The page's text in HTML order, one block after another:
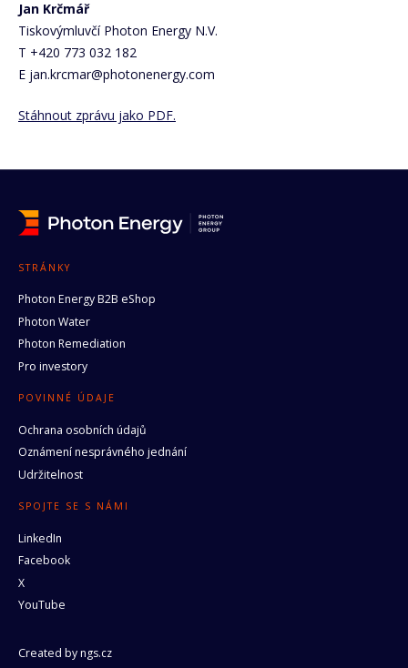
Jan Krčmář
Tiskovýmluvčí Photon Energy N.V.
T +420 773 032 182
E jan.krcmar@photonenergy.com
Stáhnout zprávu jako PDF.
STRÁNKY
Photon Energy B2B eShop
Photon Water
Photon Remediation
Pro investory
POVINNÉ ÚDAJE
Ochrana osobních údajů
Oznámení nesprávného jednání
Udržitelnost
SPOJTE SE S NÁMI
LinkedIn
Facebook
X
YouTube
Created byngs.cz